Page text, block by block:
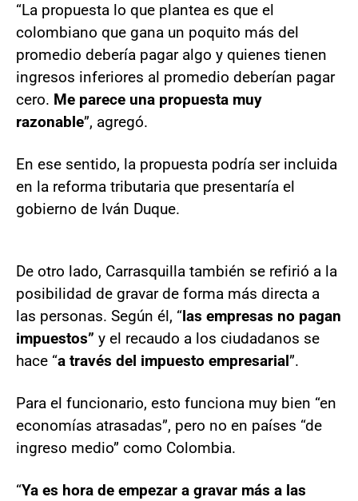
“La propuesta lo que plantea es que el
colombiano que gana un poquito más del
promedio debería pagar algo y quienes tienen
ingresos inferiores al promedio deberían pagar
cero. Me parece una propuesta muy
razonable”, agregó.
En ese sentido, la propuesta podría ser incluida
en la reforma tributaria que presentaría el
gobierno de Iván Duque.
De otro lado, Carrasquilla también se refirió a la
posibilidad de gravar de forma más directa a
las personas. Según él, “las empresas no pagan
impuestos” y el recaudo a los ciudadanos se
hace “a través del impuesto empresarial”.
Para el funcionario, esto funciona muy bien “en
economías atrasadas”, pero no en países “de
ingreso medio” como Colombia.
“Ya es hora de empezar a gravar más a las